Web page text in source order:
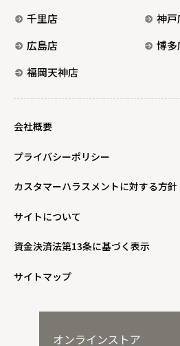
千里店
神戸
広島店
博多
福岡天神店
会社概要
プライバシーポリシー
カスタマーハラスメントに対する方針
サイトについて
資金決済法第13条に基づく表示
サイトマップ